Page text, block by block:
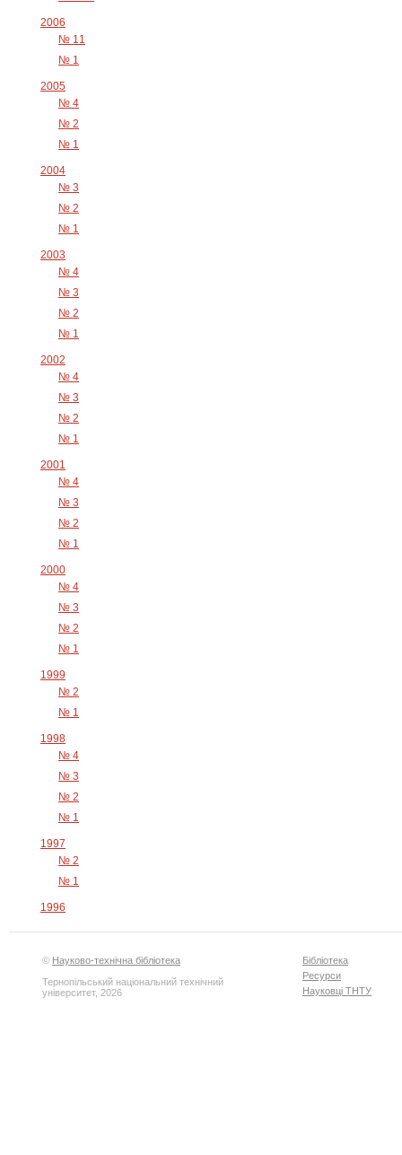
2006
№ 11
№ 1
2005
№ 4
№ 2
№ 1
2004
№ 3
№ 2
№ 1
2003
№ 4
№ 3
№ 2
№ 1
2002
№ 4
№ 3
№ 2
№ 1
2001
№ 4
№ 3
№ 2
№ 1
2000
№ 4
№ 3
№ 2
№ 1
1999
№ 2
№ 1
1998
№ 4
№ 3
№ 2
№ 1
1997
№ 2
№ 1
1996
© Науково-технічна бібліотека
Тернопільський національний технічний
університет, 2026
Бібліотека
Ресурси
Науковці ТНТУ